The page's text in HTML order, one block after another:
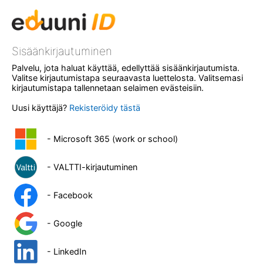
Sisäänkirjautuminen
Palvelu, jota haluat käyttää, edellyttää sisäänkirjautumista.
Valitse kirjautumistapa seuraavasta luettelosta. Valitsemasi
kirjautumistapa tallennetaan selaimen evästeisiin.
Uusi käyttäjä? Rekisteröidy tästä
- Microsoft 365 (work or school)
- VALTTI-kirjautuminen
- Facebook
- Google
- LinkedIn